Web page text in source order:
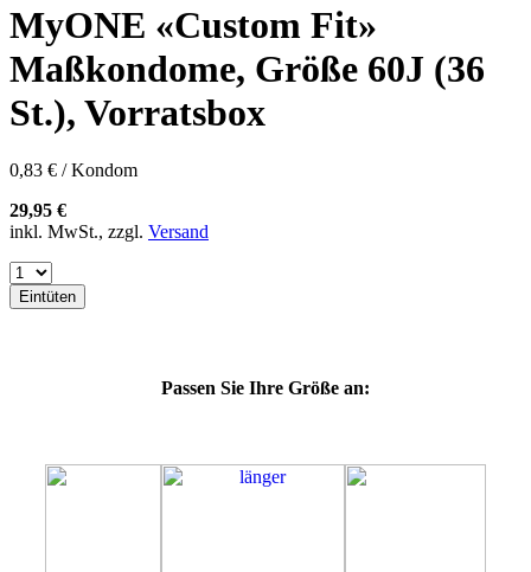
57G
57H
57K
60E
60F
60G
60K
60L
64E
64F
64K
64L
69M
MyONE «Custom Fit»
Maßkondome, Größe 60J (36
St.), Vorratsbox
0,83 € / Kondom
29,95 €
inkl. MwSt., zzgl. Versand
Eintüten
Passen Sie Ihre Größe an: